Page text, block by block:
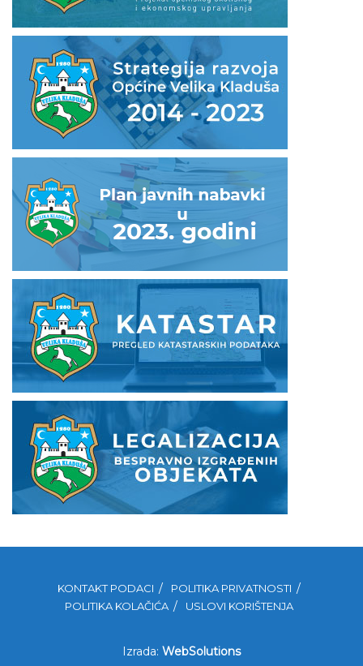
KONTAKT PODACI
POLITIKA PRIVATNOSTI
POLITIKA KOLAČIĆA
USLOVI KORIŠTENJA
Izrada: WebSolutions